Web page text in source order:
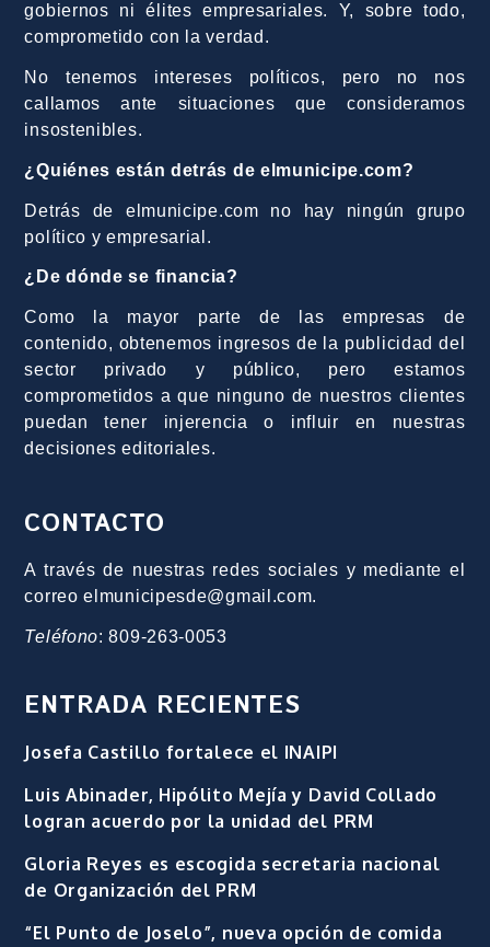
gobiernos ni élites empresariales. Y, sobre todo,
comprometido con la verdad.
No tenemos intereses políticos, pero no nos
callamos ante situaciones que consideramos
insostenibles.
¿Quiénes están detrás de elmunicipe.com?
Detrás de elmunicipe.com no hay ningún grupo
político y empresarial.
¿De dónde se financia?
Como la mayor parte de las empresas de
contenido, obtenemos ingresos de la publicidad del
sector privado y público, pero estamos
comprometidos a que ninguno de nuestros clientes
puedan tener injerencia o influir en nuestras
decisiones editoriales.
CONTACTO
A través de nuestras redes sociales y mediante el
correo elmunicipesde@gmail.com.
Teléfono: 809-263-0053
ENTRADA RECIENTES
Josefa Castillo fortalece el INAIPI
Luis Abinader, Hipólito Mejía y David Collado
logran acuerdo por la unidad del PRM
Gloria Reyes es escogida secretaria nacional
de Organización del PRM
“El Punto de Joselo”, nueva opción de comida